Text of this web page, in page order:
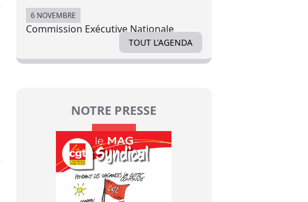
6 NOVEMBRE
Commission Exécutive Nationale
TOUT L'AGENDA
NOTRE PRESSE